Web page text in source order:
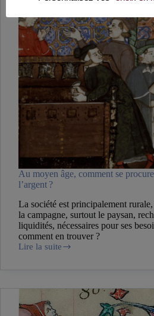
Au moyen âge, comment se
l’argent ?
La société est principalement
la campagne, surtout le paysan,
liquidités, nécessaires pour ses
comment en trouver ?
Lire la suite
Au
se
procure-
t-